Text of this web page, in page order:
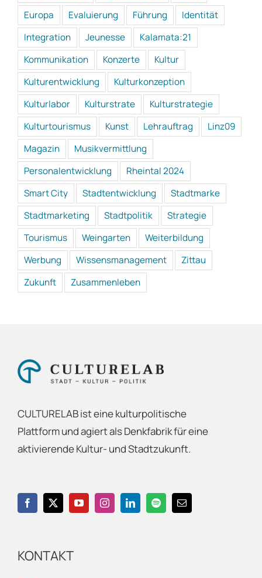
Europa
Evaluierung Führung
Identität
Integration
Jeunesse
Kalamata:21
Kommunikation
Konzerte
Kultur
Kulturentwicklung
Kulturkonzeption
Kulturlabor
Kulturstrate
Kulturstrategie
Kulturtourismus
Kunst Lehrauftrag
Linz09
Magazin
Musikvermittlung
Personalentwicklung
Rheintal 2024
Smart City
Stadtentwicklung
Stadtmarke
Stadtmarketing
Stadtpolitik
Strategie
Tourismus
Weingarten
Weiterbildung
Werbung
Wissensmanagement
Zittau
Zukunft
Zusammenleben
CULTURELAB ist eine kulturpolitische
Plattform und agiert als Denkfabrik für eine
aktivierende Kultur- und Stadtzukunft.
KONTAKT